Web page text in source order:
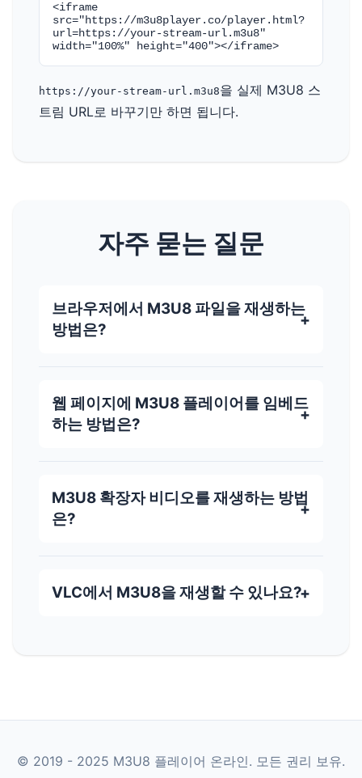
<iframe
src="https://m3u8player.co/player.html?
url=https://your-stream-url.m3u8"
width="100%" height="400"></iframe>
https://your-stream-url.m3u8을 실제 M3U8 스
트림 URL로 바꾸기만 하면 됩니다.
자주 묻는 질문
브라우저에서 M3U8 파일을 재생하는
방법은?
웹 페이지에 M3U8 플레이어를 임베드
하는 방법은?
M3U8 확장자 비디오를 재생하는 방법
은?
VLC에서 M3U8을 재생할 수 있나요?
© 2019 - 2025 M3U8 플레이어 온라인. 모든 권리 보유.